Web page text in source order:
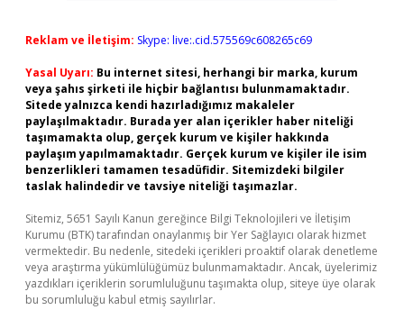
Reklam ve İletişim: Skype: live:.cid.575569c608265c69
Yasal Uyarı: Bu internet sitesi, herhangi bir marka, kurum
veya şahıs şirketi ile hiçbir bağlantısı bulunmamaktadır.
Sitede yalnızca kendi hazırladığımız makaleler
paylaşılmaktadır. Burada yer alan içerikler haber niteliği
taşımamakta olup, gerçek kurum ve kişiler hakkında
paylaşım yapılmamaktadır. Gerçek kurum ve kişiler ile isim
benzerlikleri tamamen tesadüfidir. Sitemizdeki bilgiler
taslak halindedir ve tavsiye niteliği taşımazlar.
Sitemiz, 5651 Sayılı Kanun gereğince Bilgi Teknolojileri ve İletişim
Kurumu (BTK) tarafından onaylanmış bir Yer Sağlayıcı olarak hizmet
vermektedir. Bu nedenle, sitedeki içerikleri proaktif olarak denetleme
veya araştırma yükümlülüğümüz bulunmamaktadır. Ancak, üyelerimiz
yazdıkları içeriklerin sorumluluğunu taşımakta olup, siteye üye olarak
bu sorumluluğu kabul etmiş sayılırlar.